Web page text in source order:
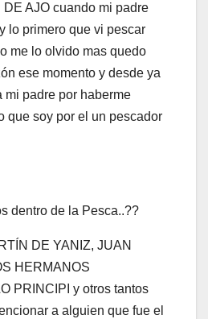
AJO cuando mi padre
lo primero que vi pescar
me lo olvido mas quedo
ese momento y desde ya
mi padre por haberme
que soy por el un pescador
dentro de la Pesca..??
DE YANIZ, JUAN
HERMANOS
PRINCIPI y otros tantos
a alguien que fue el